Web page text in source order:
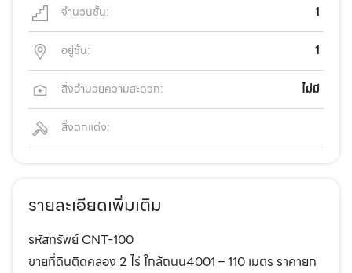
จำนวนชั้น: 1
อยู่ชั้น: 1
สิ่งอำนวยความสะดวก: ไม่มี
สิ่งตกแต่ง:
รายละเอียดเพิ่มเติม
รหัสทรัพย์ CNT-100
ขายที่ดินติดคลอง 2 ไร่ ใกล้ถนน4001 – 110 เมตร ราคายก